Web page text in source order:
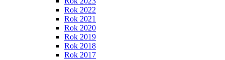
Rok 2022
Rok 2021
Rok 2020
Rok 2019
Rok 2018
Rok 2017